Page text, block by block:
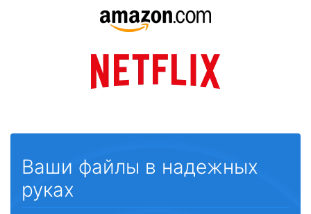
Ваши файлы в надежных
руках